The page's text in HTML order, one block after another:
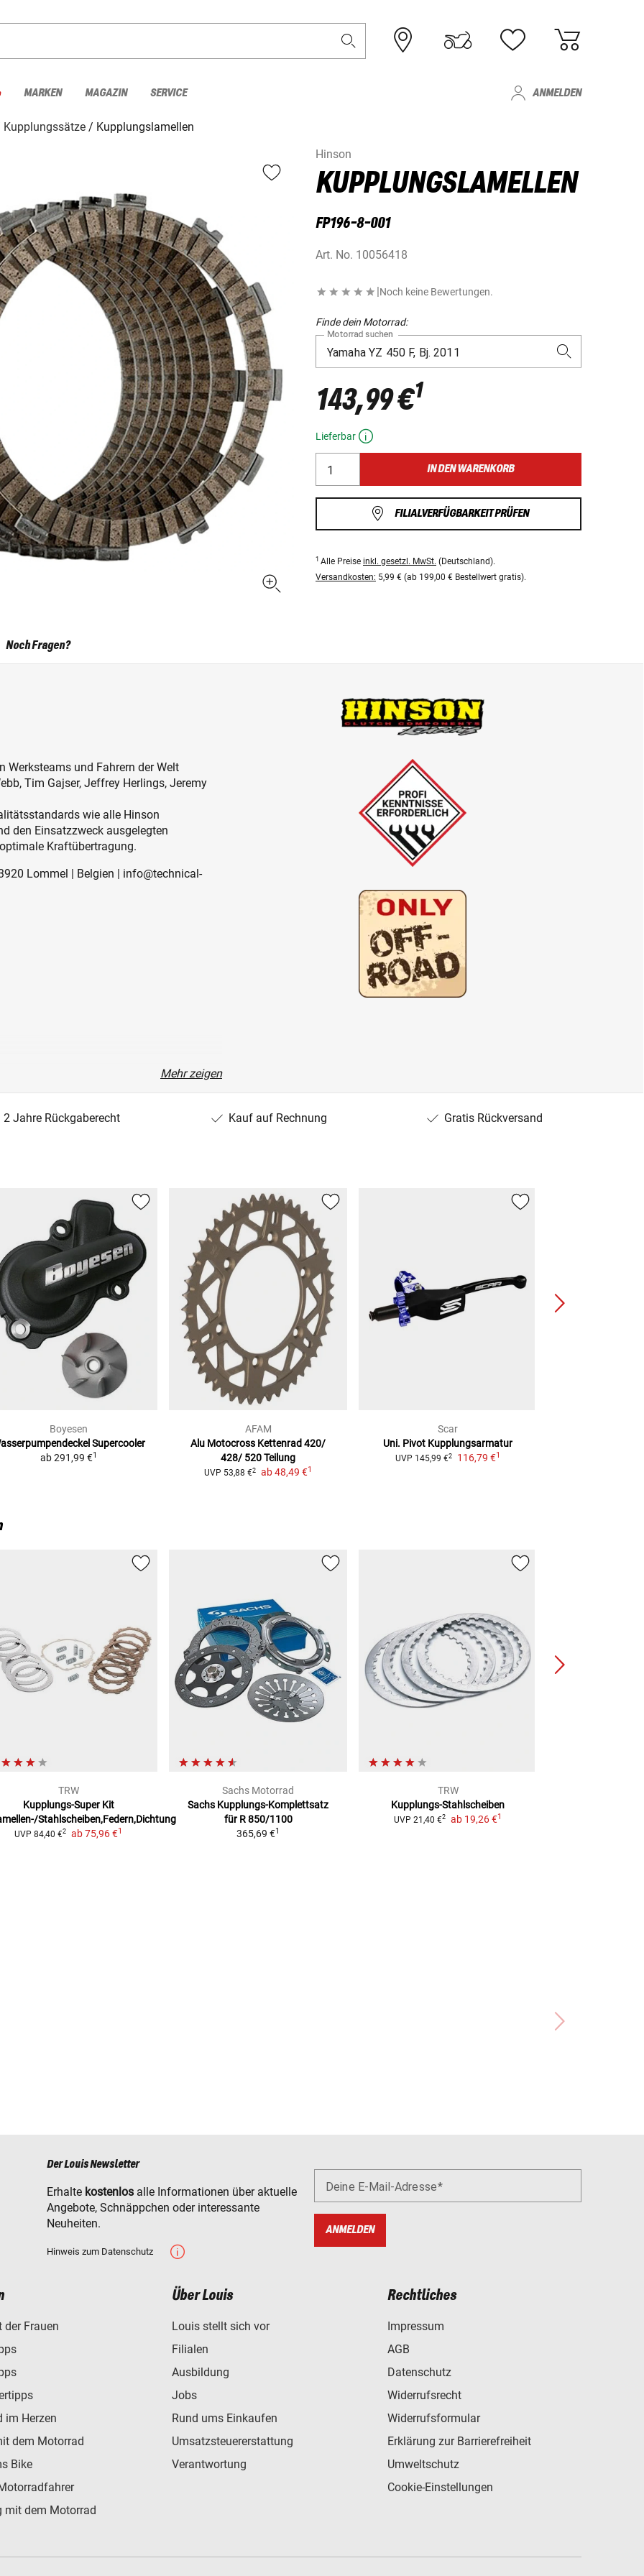
MARKEN MAGAZIN SERVICE ANMELDEN
Kupplungssätze
Kupplungslamellen
Hinson
KUPPLUNGSLAMELLEN
FP196-8-001
Art. No. 10056418
|Noch keine Bewertungen.
Finde dein Motorrad:
Motorrad suchen
143,99 €1
Lieferbar
IN DEN WARENKORB
FILIALVERFÜGBARKEIT PRÜFEN
1 Alle Preise inkl. gesetzl. MwSt. (Deutschland).
Versandkosten: 5,99 € (ab 199,00 € Bestellwert gratis).
und Fahrern der Welt
Tim Gajser, Jeffrey Herlings, Jeremy
wie alle Hinson
den Einsatzzweck ausgelegten
Kraftübertragung.
Lommel | Belgien | info@technical-
Mehr zeigen
Noch Fragen?
2 Jahre Rückgaberecht Kauf auf Rechnung Gratis Rückversand
Boyesen
Supercooler
ab 291,99 €1
AFAM
Alu Motocross Kettenrad 420/
428/ 520 Teilung
UVP 53,88 €2 ab 48,49 €1
Scar
Uni. Pivot Kupplungsarmatur
UVP 145,99 €2 116,79 €1
TRW
Kupplungs-Super Kit
Stahlscheiben,Federn,Dichtung
UVP 84,40 €2 ab 75,96 €1
Sachs Motorrad
Sachs Kupplungs-Komplettsatz
für R 850/1100
365,69 €1
TRW
Kupplungs-Stahlscheiben
UVP 21,40 €2 ab 19,26 €1
Der Louis Newsletter
Erhalte kostenlos alle Informationen über aktuelle
Angebote, Schnäppchen oder interessante
Neuheiten.
Hinweis zum Datenschutz
Deine E-Mail-Adresse
ANMELDEN
der Frauen
im Herzen
dem Motorrad
Bike
mit dem Motorrad
Über Louis
Louis stellt sich vor
Filialen
Ausbildung
Jobs
Rund ums Einkaufen
Umsatzsteuererstattung
Verantwortung
Rechtliches
Impressum
AGB
Datenschutz
Widerrufsrecht
Widerrufsformular
Erklärung zur Barrierefreiheit
Umweltschutz
Cookie-Einstellungen